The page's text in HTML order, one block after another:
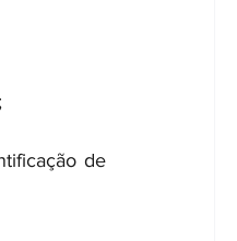
de